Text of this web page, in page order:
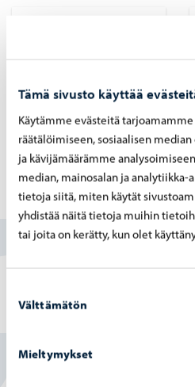
Tämä sivusto käyttää
Käytämme evästeitä
räätälöimiseen, sosiaalisen
ja kävijämäärämme
median, mainosalan ja
tietoja siitä, miten käytät
yhdistää näitä tietoja muihin
tai joita on kerätty, kun olet
valinta
Välttämätön
Mieltymykset
Por­voon kau­pun­gin
(pdf)
Lisätiedot
Susann Hartman
susann.hartman@porvoo.fi